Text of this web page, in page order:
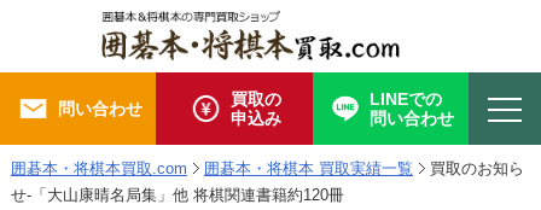
問い合わせ
買取の
申込み
LINEでの
問い合わせ
囲碁本・将棋本買取.com 囲碁本・将棋本 買取実績一覧
買取のお知ら
せ-「大山康晴名局集」他 将棋関連書籍約120冊